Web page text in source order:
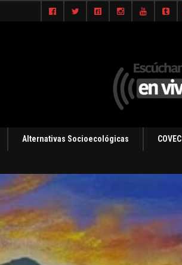
Alternativas Socioecológicas COVEC